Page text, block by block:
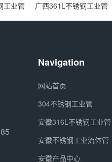
工业管
广西361L不锈钢工业管
Navigation
网站首页
304不锈钢工业管
安徽316L不锈钢工业管
安徽不锈钢工业流体管
安徽产品中心